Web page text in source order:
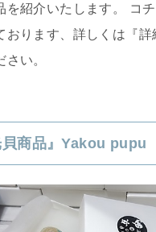
を紹介いたします。 コ
おります、詳しくは『詳
い。
貝商品』Yakou pupu